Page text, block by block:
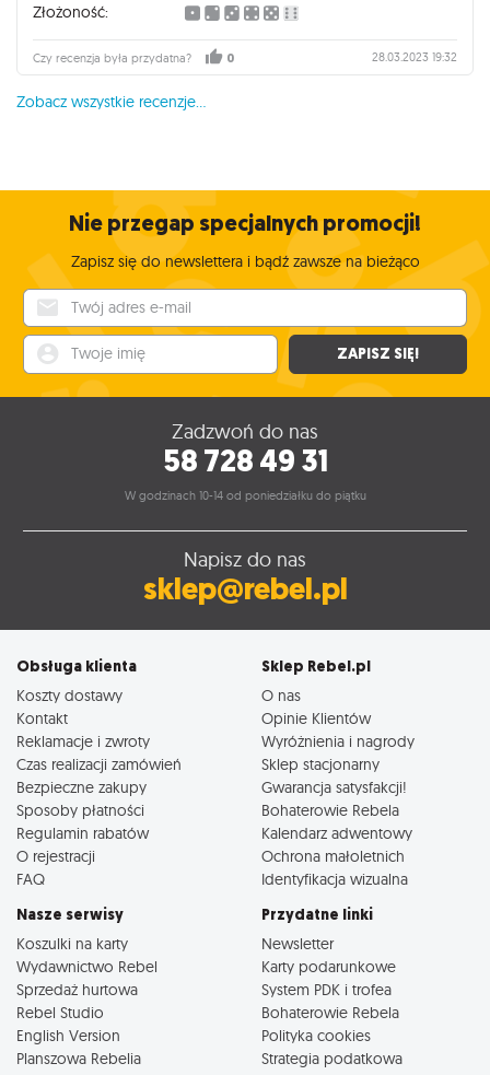
Złożoność:
Czy recenzja była przydatna? 0 28.03.2023 19:32
Zobacz wszystkie recenzje...
Nie przegap specjalnych promocji!
Zapisz się do newslettera i bądź zawsze na bieżąco
ZAPISZ SIĘ!
Zadzwoń do nas
58 728 49 31
W godzinach 10-14 od poniedziałku do piątku
Napisz do nas
sklep@rebel.pl
Obsługa klienta
Koszty dostawy
Kontakt
Reklamacje i zwroty
Czas realizacji zamówień
Bezpieczne zakupy
Sposoby płatności
Regulamin rabatów
O rejestracji
FAQ
Sklep Rebel.pl
O nas
Opinie Klientów
Wyróżnienia i nagrody
Sklep stacjonarny
Gwarancja satysfakcji!
Bohaterowie Rebela
Kalendarz adwentowy
Ochrona małoletnich
Identyfikacja wizualna
Nasze serwisy
Koszulki na karty
Wydawnictwo Rebel
Sprzedaż hurtowa
Rebel Studio
English Version
Planszowa Rebelia
Przydatne linki
Newsletter
Karty podarunkowe
System PDK i trofea
Bohaterowie Rebela
Polityka cookies
Strategia podatkowa